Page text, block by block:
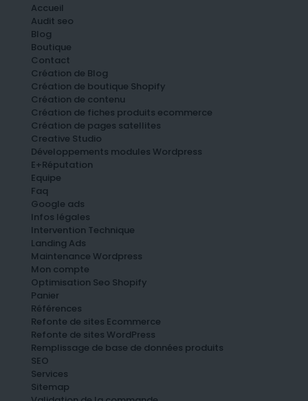
Accueil
Audit seo
Blog
Boutique
Contact
Création de Blog
Création de boutique Shopify
Création de contenu
Création de fiches produits ecommerce
Création de pages satellites
Creative Studio
Développements modules Wordpress
E+Réputation
Equipe
Faq
Google ads
Infos légales
Intervention Technique
Landing Ads
Maintenance Wordpress
Mon compte
Optimisation Seo Shopify
Panier
Références
Refonte de sites Ecommerce
Refonte de sites WordPress
Remplissage de base de données produits
SEO
Services
Sitemap